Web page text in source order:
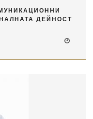
ДЕЙНОСТ